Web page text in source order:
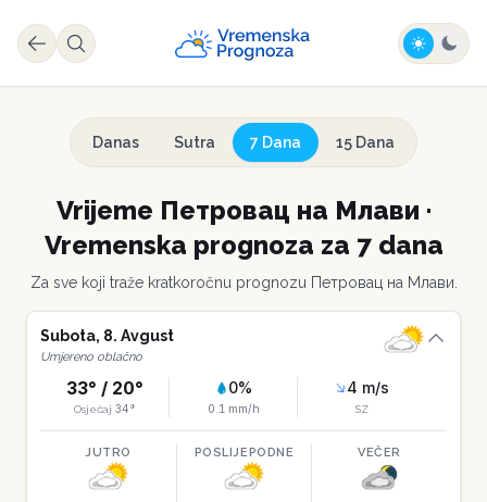
Danas Sutra 7 Dana 15 Dana
Vrijeme Петровац на Млави ·
Vremenska prognoza za 7 dana
Za sve koji traže kratkoročnu prognozu Петровац на Млави
Subota, 8. Avgust
Umjereno oblačno
33° / 20°
Osjećaj 34°
0%
0.1 mm/h
4 m/s
SZ
JUTRO POSLIJEPODNE VEČER